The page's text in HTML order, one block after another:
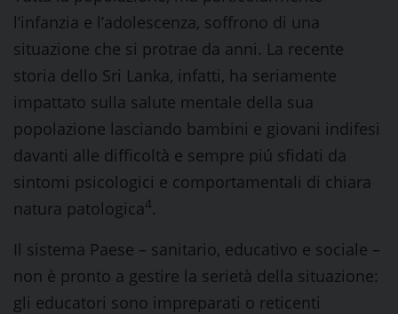
l’infanzia e l’adolescenza, soffrono di una
situazione che si protrae da anni. La recente
storia dello Sri Lanka, infatti, ha seriamente
impattato sulla salute mentale della sua
popolazione lasciando bambini e giovani indifesi
davanti alle difficoltà e sempre piú sfidati da
sintomi psicologici e comportamentali di chiara
natura patologica4.
Il sistema Paese – sanitario, educativo e sociale –
non è pronto a gestire la serietà della situazione:
gli educatori sono impreparati o reticenti